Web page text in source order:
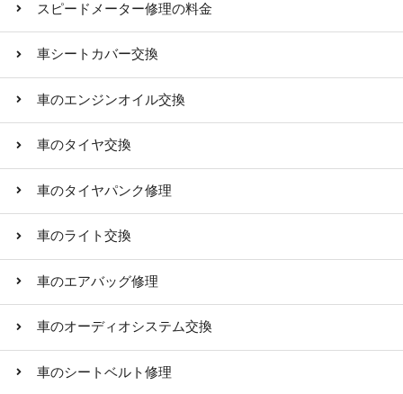
スピードメーター修理の料金
車シートカバー交換
車のエンジンオイル交換
車のタイヤ交換
車のタイヤパンク修理
車のライト交換
車のエアバッグ修理
車のオーディオシステム交換
車のシートベルト修理